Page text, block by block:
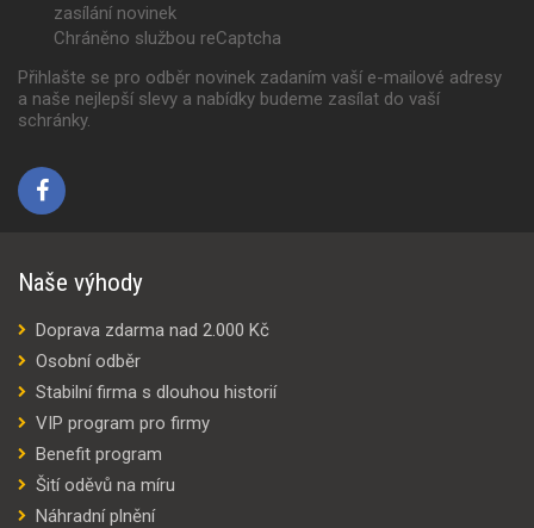
zasílání novinek
Chráněno službou reCaptcha
Přihlašte se pro odběr novinek zadaním vaší e-mailové adresy
a naše nejlepší slevy a nabídky budeme zasílat do vaší
schránky.
Naše výhody
Doprava zdarma nad 2.000 Kč
Osobní odběr
Stabilní firma s dlouhou historií
VIP program pro firmy
Benefit program
Šití oděvů na míru
Náhradní plnění